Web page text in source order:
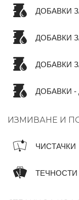
ДОБАВКИ
ДОБАВКИ
ДОБАВКИ
ДОБАВКИ -
ИЗМИВАНЕ И
ЧИСТАЧКИ
ТЕЧНОСТИ